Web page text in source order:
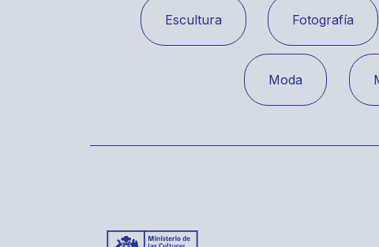
Escultura Fotografía
Moda